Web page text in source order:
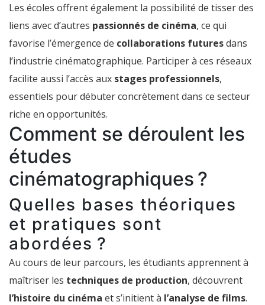
Les écoles offrent également la possibilité de tisser des
liens avec d’autres passionnés de cinéma, ce qui
favorise l’émergence de collaborations futuresdans
l’industrie cinématographique. Participer à ces réseaux
facilite aussi l’accès aux stages professionnels,
essentiels pour débuter concrètement dans ce secteur
riche en opportunités.
Comment se déroulent les
études
cinématographiques ?
Quelles bases théoriques
et pratiques sont
abordées ?
Au cours de leur parcours, les étudiants apprennent à
maîtriser les techniques de production, découvrent
l’histoire du cinéma et s’initient à l’analyse de films.